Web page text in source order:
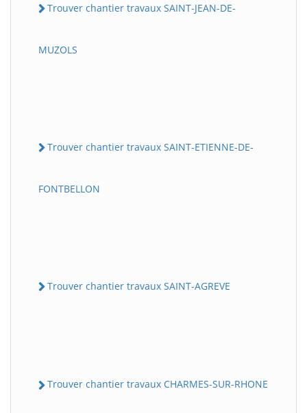
Trouver chantier travaux SAINT-JEAN-DE-
MUZOLS
Trouver chantier travaux SAINT-ETIENNE-DE-
FONTBELLON
Trouver chantier travaux SAINT-AGREVE
Trouver chantier travaux CHARMES-SUR-RHONE